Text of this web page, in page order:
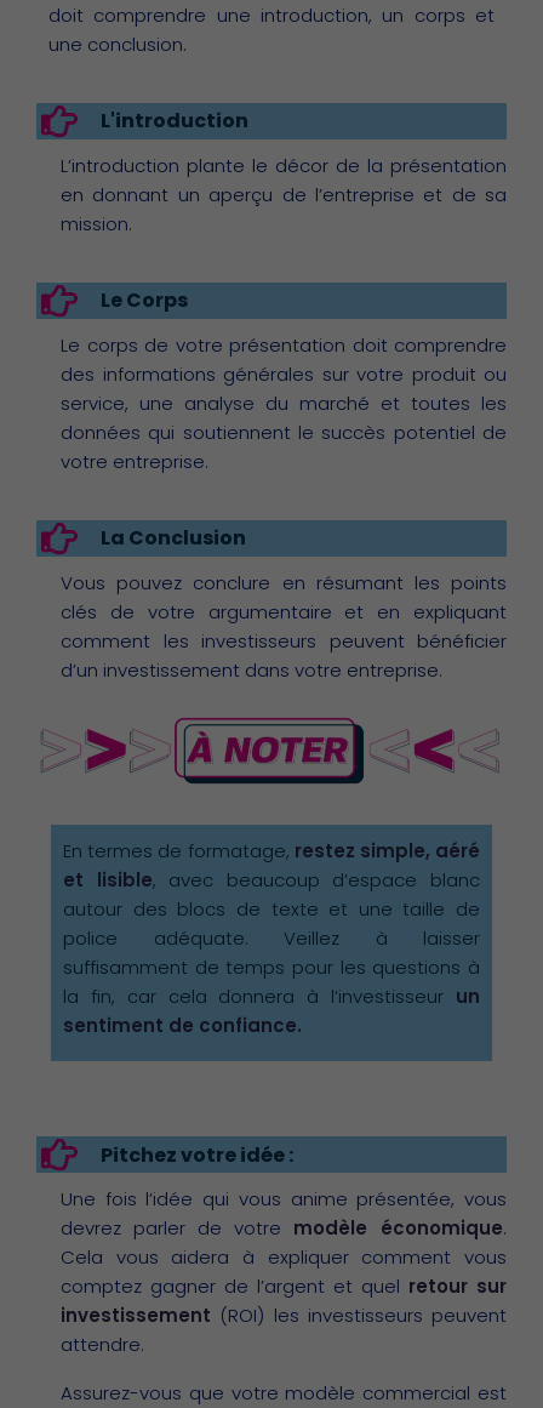
doit comprendre une introduction, un corps et
une conclusion.
L'introduction
L’introduction plante le décor de la présentation
en donnant un aperçu de l’entreprise et de sa
mission.​
Le Corps
Le corps de votre présentation doit comprendre
des informations générales sur votre produit ou
service, une analyse du marché et toutes les
données qui soutiennent le succès potentiel de
votre entreprise.​
La Conclusion
Vous pouvez conclure en résumant les points
clés de votre argumentaire et en expliquant
comment les investisseurs peuvent bénéficier
d’un investissement dans votre entreprise.​
En termes de formatage, restez simple, aéré
et lisible, avec beaucoup d’espace blanc
autour des blocs de texte et une taille de
police adéquate. Veillez à laisser
suffisamment de temps pour les questions à
la fin, car cela donnera à l’investisseur un
sentiment de confiance.
Pitchez votre idée :
Une fois l’idée qui vous anime présentée, vous
devrez parler de votre modèle économique.
Cela vous aidera à expliquer comment vous
comptez gagner de l’argent et quel retour sur
investissement (ROI) les investisseurs peuvent
attendre.
Assurez-vous que votre modèle commercial est